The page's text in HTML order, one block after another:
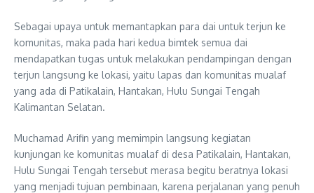
Sebagai upaya untuk memantapkan para dai untuk terjun ke
komunitas, maka pada hari kedua bimtek semua dai
mendapatkan tugas untuk melakukan pendampingan dengan
terjun langsung ke lokasi, yaitu lapas dan komunitas mualaf
yang ada di Patikalain, Hantakan, Hulu Sungai Tengah
Kalimantan Selatan.
Muchamad Arifin yang memimpin langsung kegiatan
kunjungan ke komunitas mualaf di desa Patikalain, Hantakan,
Hulu Sungai Tengah tersebut merasa begitu beratnya lokasi
yang menjadi tujuan pembinaan, karena perjalanan yang penuh